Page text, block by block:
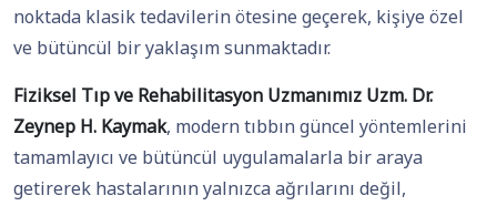
noktada klasik tedavilerin ötesine geçerek, kişiye özel
ve bütüncül bir yaklaşım sunmaktadır.
Fiziksel Tıp ve Rehabilitasyon Uzmanımız Uzm. Dr.
Zeynep H. Kaymak, modern tıbbın güncel yöntemlerini
tamamlayıcı ve bütüncül uygulamalarla bir araya
getirerek hastalarının yalnızca ağrılarını değil,